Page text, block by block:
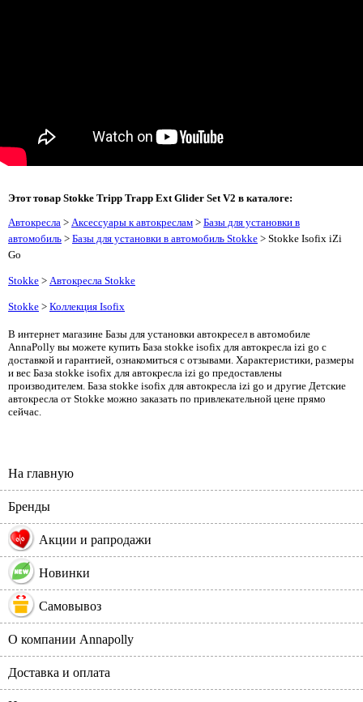
Этот товар Stokke Tripp Trapp Ext Glider Set V2 в каталоге:
Автокресла > Аксессуары к автокреслам > Базы для установки в
автомобиль > Базы для установки в автомобиль Stokke > Stokke Isofix iZi
Go
Stokke > Автокресла Stokke
Stokke > Коллекция Isofix
В интернет магазине Базы для установки автокресел в автомобиле
AnnaPolly вы можете купить База stokke isofix для автокресла izi go с
доставкой и гарантией, ознакомиться с отзывами. Характеристики, размеры
и вес База stokke isofix для автокресла izi go предоставлены
производителем. База stokke isofix для автокресла izi go и другие Детские
автокресла от Stokke можно заказать по привлекательной цене прямо
сейчас.
На главную
Бренды
% Акции и рапродажи
Новинки
Самовывоз
О компании Annapolly
Доставка и оплата